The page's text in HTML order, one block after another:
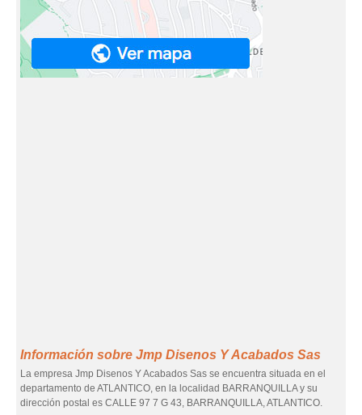
Información sobre Jmp Disenos Y Acabados Sas
La empresa Jmp Disenos Y Acabados Sas se encuentra situada en el
departamento de ATLANTICO, en la localidad BARRANQUILLA y su
dirección postal es CALLE 97 7 G 43, BARRANQUILLA, ATLANTICO.